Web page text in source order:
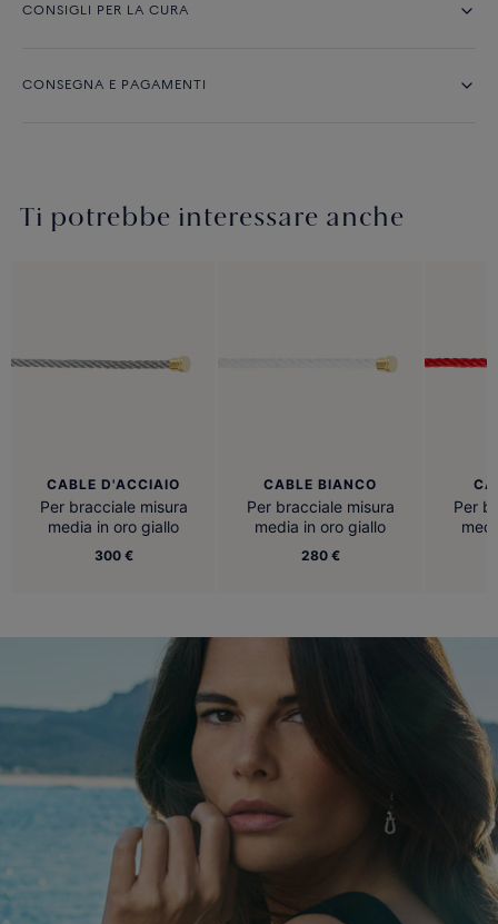
CONSIGLI PER LA CURA
CONSEGNA E PAGAMENTI
Ti potrebbe interessare anche
CABLE D'ACCIAIO
Per bracciale misura
media in oro giallo
300 €
CABLE BIANCO
Per bracciale misura
media in oro giallo
280 €
Per